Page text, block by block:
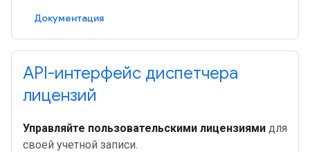
Документация
API-интерфейс диспетчера
лицензий
Управляйте пользовательскими лицензиями для
своей учетной записи.